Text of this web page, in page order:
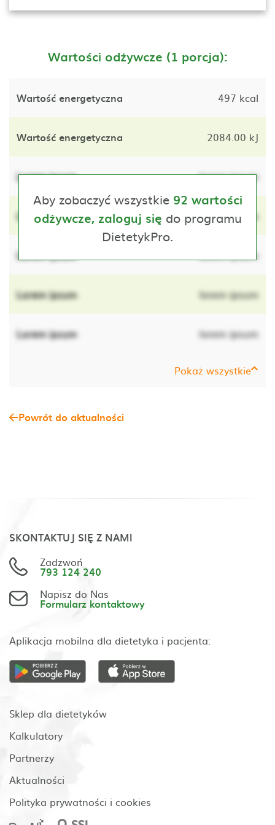
Wartości odżywcze (1 porcja):
Wartość energetyczna 497 kcal
Wartość energetyczna 2084.00 kJ
Lorem ipsum lorem ipsum
Lorem ipsum lorem ipsum
Lorem ipsum lorem ipsum
Lorem ipsum lorem ipsum
Lorem ipsum lorem ipsum
Pokaż wszystkie
Aby zobaczyć wszystkie 92 wartości
odżywcze, zaloguj się do programu
DietetykPro.
Powrót do aktualności
SKONTAKTUJ SIĘ Z NAMI
Zadzwoń
793 124 240
Napisz do Nas
Formularz kontaktowy
Aplikacja mobilna dla dietetyka i pacjenta:
Sklep dla dietetyków
Kalkulatory
Partnerzy
Aktualności
Polityka prywatności i cookies